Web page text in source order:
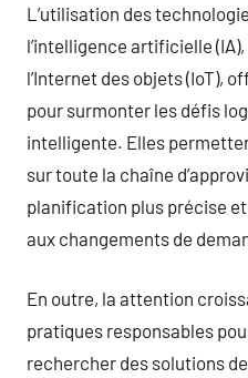
L’utilisation des
l’intelligence artificielle
l’Internet des objets (IoT),
pour surmonter les défis
intelligente. Elles
sur toute la chaîne
planification plus précise
aux changements de
En outre, la attention
pratiques responsables
rechercher des solutions